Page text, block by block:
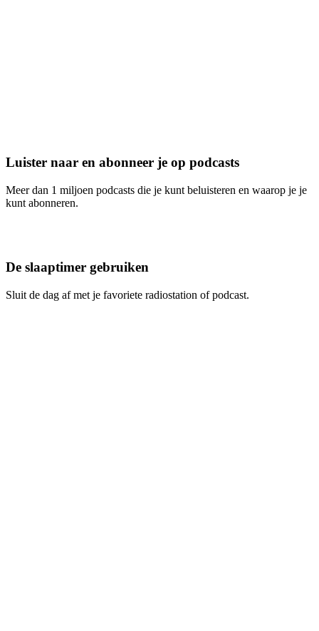
Luister naar en abonneer je op podcasts
Meer dan 1 miljoen podcasts die je kunt beluisteren en waarop je je
kunt abonneren.
De slaaptimer gebruiken
Sluit de dag af met je favoriete radiostation of podcast.